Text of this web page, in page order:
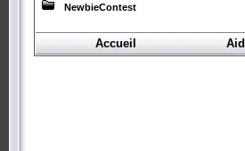
NewbieContest
Accueil